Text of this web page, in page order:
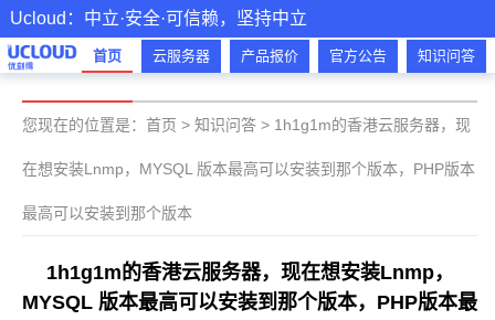
Ucloud：中立·安全·可信赖，坚持中立
首页 云服务器 产品报价 官方公告 知识问答
您现在的位置是： 首页 > 知识问答 > 1h1g1m的香港云服务器，现
在想安装Lnmp，MYSQL 版本最高可以安装到那个版本，PHP版本
最高可以安装到那个版本
1h1g1m的香港云服务器，现在想安装Lnmp，
MYSQL 版本最高可以安装到那个版本，PHP版本最